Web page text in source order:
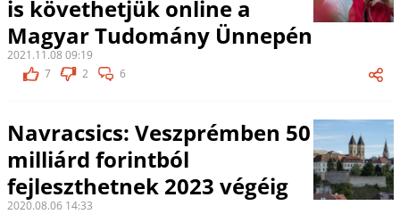
is követhetjük online a
Magyar Tudomány Ünnepén
2021.11.08 09:19
7
2 6
Navracsics: Veszprémben 50
milliárd forintból
fejleszthetnek 2023 végéig
2020.08.06 14:33